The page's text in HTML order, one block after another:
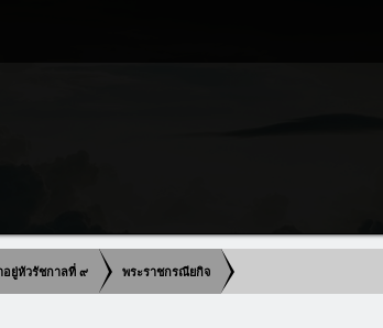
อยู่หัวรัชกาลที่ ๙ พระราชกรณียกิจ